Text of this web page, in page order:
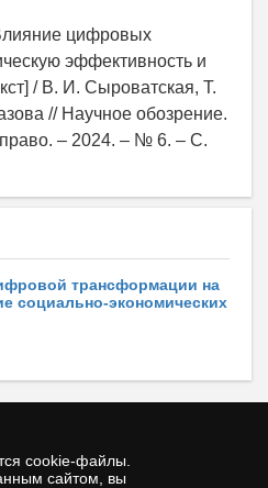
cookie-файлы.
сайтом, вы
цифровых
эффективность и
/ В. И. Сыроватская, Т.
// Научное обозрение.
– 2024. – № 6. – С.
трансформации на
социально-экономических